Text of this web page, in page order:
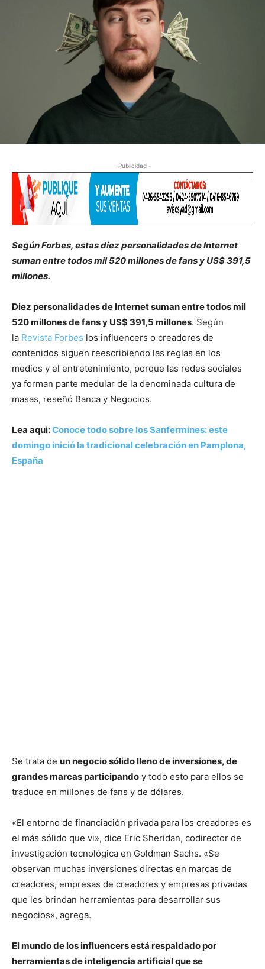
- Publicidad -
Según Forbes, estas diez personalidades de Internet
suman entre todos mil 520 millones de fans y US$ 391,5
millones.
Diez personalidades de Internet suman entre todos mil
520 millones de fans y US$ 391,5 millones. Según
la Revista Forbes los influencers o creadores de
contenidos siguen reescribiendo las reglas en los
medios y el entretenimiento, porque las redes sociales
ya forman parte medular de la denominada cultura de
masas, reseñó Banca y Negocios.
Lea aqui:Conoce todo sobre los Sanfermines: este
domingo inició la tradicional celebración en Pamplona,
España
Se trata de un negocio sólido lleno de inversiones, de
grandes marcas participando y todo esto para ellos se
traduce en millones de fans y de dólares.
«El entorno de financiación privada para los creadores es
el más sólido que vi», dice Eric Sheridan, codirector de
investigación tecnológica en Goldman Sachs. «Se
observan muchas inversiones directas en marcas de
creadores, empresas de creadores y empresas privadas
que les brindan herramientas para desarrollar sus
negocios», agrega.
El mundo de los influencers está respaldado por
herramientas de inteligencia artificial que se